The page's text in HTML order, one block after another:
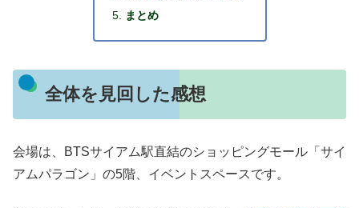
まとめ
全体を見回した感想
会場は、BTSサイアム駅直結のショッピングモール「サイ
アムパラゴン」の5階、イベントスペースです。